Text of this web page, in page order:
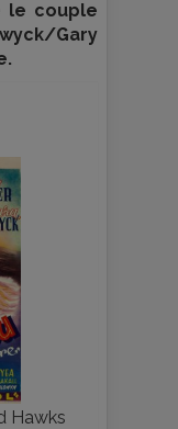
le couple
Gary
Hawks